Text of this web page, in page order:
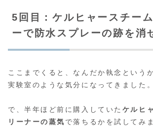
5回目：ケルヒャースチー
ーで防水スプレーの跡を消
ここまでくると、なんだか執念という
実験室のような気分になってきました。
で、半年ほど前に購入していた ケルヒ
リーナーの蒸気 で落ちるかを試してみ